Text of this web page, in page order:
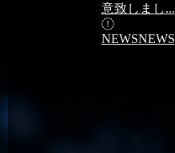
意致しまし...
NEWSNEWS